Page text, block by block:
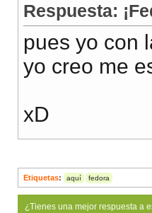
Respuesta:
pues yo con
yo creo me
xD
Etiquetas: aquí fedora
¿Tienes una mejor respuesta a